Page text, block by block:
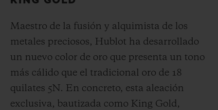
Maestro de la fusión y alquimista de los
metales preciosos, Hublot ha desarrollado
un nuevo color de oro que presenta un tono
más cálido que el tradicional oro de 18
quilates 5N. En concreto, esta aleación
exclusiva, bautizada como King Gold,